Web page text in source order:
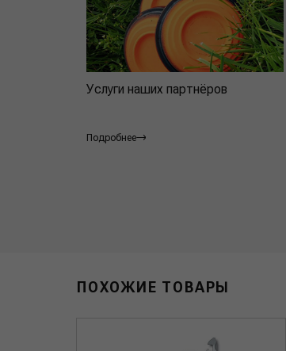
Услуги наших партнёров
Подробнее
ПОХОЖИЕ ТОВАРЫ